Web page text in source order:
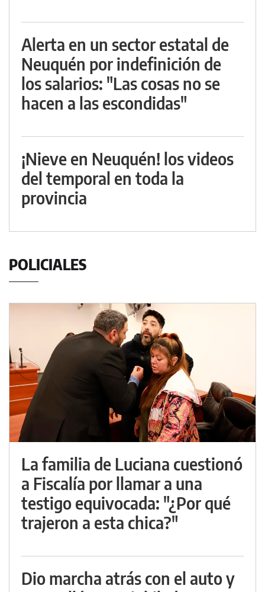
Alerta en un sector estatal de
Neuquén por indefinición de
los salarios: "Las cosas no se
hacen a las escondidas"
¡Nieve en Neuquén! los videos
del temporal en toda la
provincia
POLICIALES
La familia de Luciana cuestionó
a Fiscalía por llamar a una
testigo equivocada: "¿Por qué
trajeron a esta chica?"
Dio marcha atrás con el auto y